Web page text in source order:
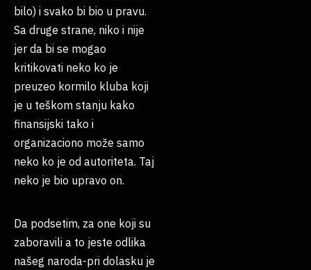
bilo) i svako bi bio u pravu.
Sa druge strane, niko i nije
jer da bi se mogao
kritikovati neko ko je
preuzeo kormilo kluba koji
je u teškom stanju kako
finansijski tako i
organizaciono može samo
neko ko je od autoriteta. Taj
neko je bio upravo on.
Da podsetim, za one koji su
zaboravili a to jeste odlika
našeg naroda-pri dolasku je